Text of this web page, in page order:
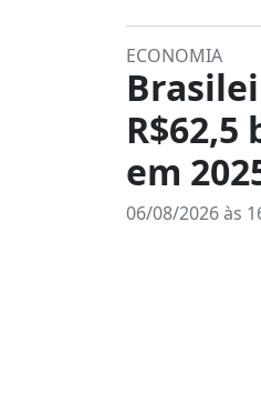
ECONOMIA
em
06/08/2026 às